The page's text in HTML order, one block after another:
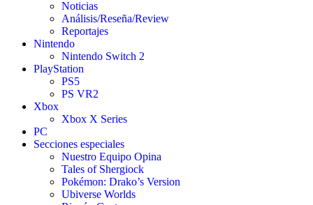
Noticias
Análisis/Reseña/Review
Reportajes
Nintendo
Nintendo Switch 2
PlayStation
PS5
PS VR2
Xbox
Xbox X Series
PC
Secciones especiales
Nuestro Equipo Opina
Tales of Shergiock
Pokémon: Drako’s Version
Ubiverse Worlds